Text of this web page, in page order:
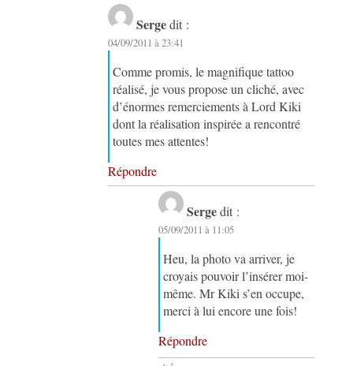
Serge dit :
04/09/2011 à 23:41
Comme promis, le magnifique tattoo
réalisé, je vous propose un cliché, avec
d’énormes remerciements à Lord Kiki
dont la réalisation inspirée a rencontré
toutes mes attentes!
Répondre
Serge dit :
05/09/2011 à 11:05
Heu, la photo va arriver, je
croyais pouvoir l’insérer moi-
même. Mr Kiki s’en occupe,
merci à lui encore une fois!
Répondre